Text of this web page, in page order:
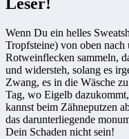
Leser!
Wenn Du ein helles
Tropfsteine) von oben nach
Rotweinflecken sammeln,
und widersteh, solang es
Zwang, es in die Wäsche
Tag, wo Eigelb
kannst beim Zähneputzen
das darunterliegende
Dein Schaden nicht sein!